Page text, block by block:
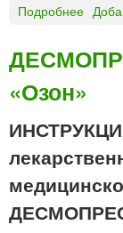
ы
в
б
о
д
е
о
е
о
п
а
и
ч
Подробнее
А
И
Н
С
®
т
а
«Озон»